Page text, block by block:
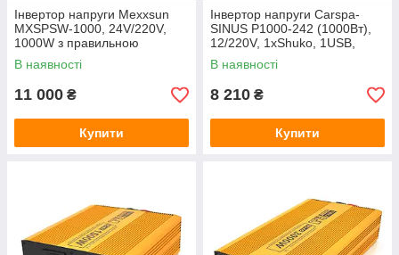
Інвертор напруги Mexxsun
MXSPSW-1000, 24V/220V,
1000W з правильною
синусоїдою, 2 Shuko, клемні
дроти, Q4
В наявності
11 000 ₴
Купити
Інвертор напруги Carspa-
SINUS P1000-242 (1000Вт),
12/220V, 1xShuko, 1USB,
клеми, Box Q4
В наявності
8 210 ₴
Купити